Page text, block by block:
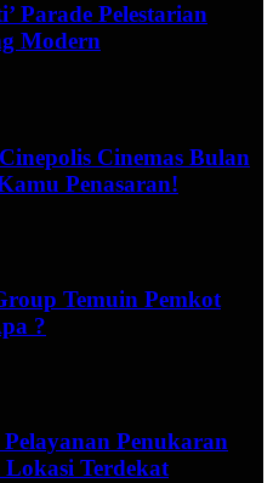
Parade Pelestarian
Modern
Cinemas Bulan
Penasaran!
Temuin Pemkot
?
Penukaran
Terdekat